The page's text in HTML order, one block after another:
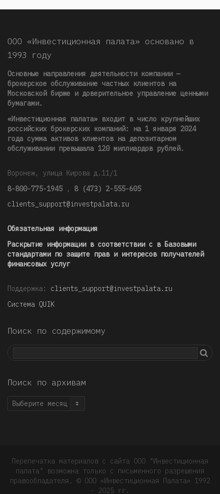
ООО «Инвестиционная палата» основано в
1993 году
Основные направления деятельности компании —
брокерское обслуживание частных клиентов на
Московской бирже и доверительное управление ценными
бумагами.
«Инвестиционная палата» входит в число крупнейших
российских брокерских компаний: на 1 января 2024
года сумма активов клиентов на депозитарном
обслуживании превышала 120 миллиардов рублей.
Воронеж, улица Кирова д.11/1
8-800-775-1945 , 8 (473) 2-555-605
clients_support@investpalata.ru
Обязательная информация
Раскрытие информации в соответствии с в Базовыми
стандартами по защите прав и интересов получателей
финансовых услуг
Поддержка: clients_support@investpalata.ru
Система QUIK
Поиск по содержимому
Поиск по архивам
Поиск
Перепечатка материалов с сайта ООО "Инвестиционная
палата" возможна только с письменного разрешения
правообладателя. © OOO «Инвестиционная Палата» 1992
- 2025 гг.